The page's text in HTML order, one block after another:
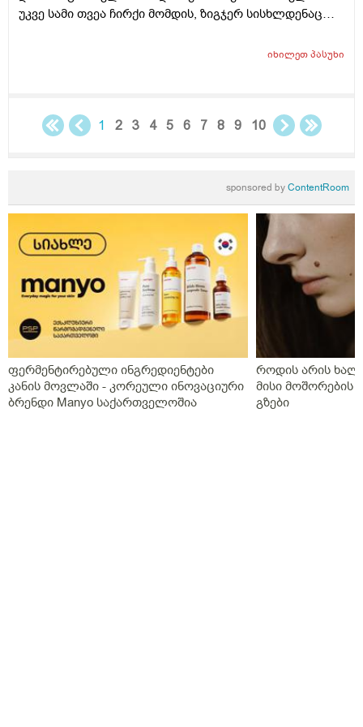
უკვე სამი თვეა ჩირქი მომდის, ზიგჯერ სისხლდენაც
დატვირთვის დროს. ექიმთან არ მივსულვარ.იხილეთპასუხი
1 2 3 4 5 6 7 8 9 10
sponsored byContentRoom
ფერმენტირებული ინგრედიენტები
კანის მოვლაში - კორეული ინოვაციური
ბრენდი Manyo საქართველოშია
როდის არის
მისი მოშორების
გზები